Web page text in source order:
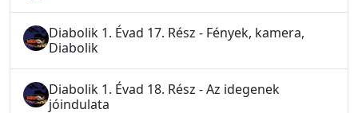
Diabolik 1. Évad 17. Rész - Fények, kamera,
Diabolik
Diabolik 1. Évad 18. Rész - Az idegenek
jóindulata